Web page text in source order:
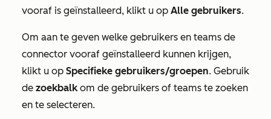
vooraf is geïnstalleerd, klikt u op Alle gebruikers.
Om aan te geven welke gebruikers en teams de
connector vooraf geïnstalleerd kunnen krijgen,
klikt u op Specifieke gebruikers/groepen. Gebruik
de zoekbalk om de gebruikers of teams te zoeken
en te selecteren.